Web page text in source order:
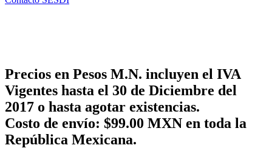
Precios en Pesos M.N. incluyen el IVA
Vigentes hasta el 30 de Diciembre del
2017 o hasta agotar existencias.
Costo de envío: $99.00 MXN en toda la
República Mexicana.